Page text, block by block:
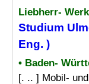
Liebherr-
Studium
Eng. )
• Baden-
[. .. ] Mobil-